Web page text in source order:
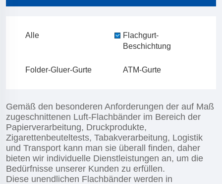
Alle
Flachgurt-
Beschichtung
Folder-Gluer-Gurte ATM-Gurte
Gemäß den besonderen Anforderungen der auf Maß
zugeschnittenen Luft-Flachbänder im Bereich der
Papierverarbeitung, Druckprodukte,
Zigarettenbeuteltests, Tabakverarbeitung, Logistik
und Transport kann man sie überall finden, daher
bieten wir individuelle Dienstleistungen an, um die
Bedürfnisse unserer Kunden zu erfüllen.
Diese unendlichen Flachbänder werden in